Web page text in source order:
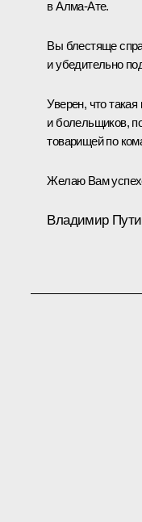
в Алма-Ате.
Вы блестяще
и убедительно
Уверен, что
и болельщиков,
товарищей по
Желаю Вам
Владимир